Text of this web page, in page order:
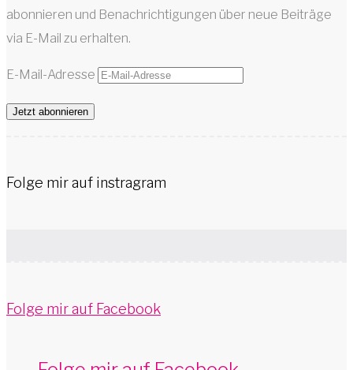
abonnieren und Benachrichtigungen über neue Beiträge
via E-Mail zu erhalten.
E-Mail-Adresse
Jetzt abonnieren
Folge mir auf instragram
Folge mir auf Facebook